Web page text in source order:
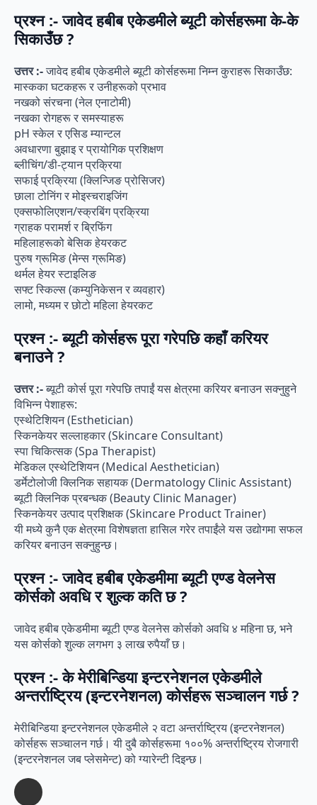
प्रश्न :- जावेद हबीब एकेडमीले ब्यूटी कोर्सहरूमा के-के
सिकाउँछ ?
उत्तर :-जावेद हबीब एकेडमीले ब्यूटी कोर्सहरूमा निम्न कुराहरू सिकाउँछ:
मास्कका घटकहरू र उनीहरूको प्रभाव
नखको संरचना (नेल एनाटोमी)
नखका रोगहरू र समस्याहरू
pH स्केल र एसिड म्यान्टल
अवधारणा बुझाइ र प्रायोगिक प्रशिक्षण
ब्लीचिंग/डी-ट्यान प्रक्रिया
सफाई प्रक्रिया (क्लिन्जिङ प्रोसिजर)
छाला टोनिंग र मोइस्चराइजिंग
एक्सफोलिएशन/स्क्रबिंग प्रक्रिया
ग्राहक परामर्श र ब्रिफिंग
महिलाहरूको बेसिक हेयरकट
पुरुष ग्रूमिङ (मेन्स ग्रूमिङ)
थर्मल हेयर स्टाइलिङ
सफ्ट स्किल्स (कम्युनिकेसन र व्यवहार)
लामो, मध्यम र छोटो महिला हेयरकट
प्रश्न :- ब्यूटी कोर्सहरू पूरा गरेपछि कहाँ करियर
बनाउने ?
उत्तर :-ब्यूटी कोर्स पूरा गरेपछि तपाईं यस क्षेत्रमा करियर बनाउन सक्नुहुने
विभिन्न पेशाहरू:
एस्थेटिशियन (Esthetician)
स्किनकेयर सल्लाहकार (Skincare Consultant)
स्पा चिकित्सक (Spa Therapist)
मेडिकल एस्थेटिशियन (Medical Aesthetician)
डर्मेटोलोजी क्लिनिक सहायक (Dermatology Clinic Assistant)
ब्यूटी क्लिनिक प्रबन्धक (Beauty Clinic Manager)
स्किनकेयर उत्पाद प्रशिक्षक (Skincare Product Trainer)
यी मध्ये कुनै एक क्षेत्रमा विशेषज्ञता हासिल गरेर तपाईंले यस उद्योगमा सफल
करियर बनाउन सक्नुहुन्छ।
प्रश्न :- जावेद हबीब एकेडमीमा ब्यूटी एण्ड वेलनेस
कोर्सको अवधि र शुल्क कति छ ?
जावेद हबीब एकेडमीमा ब्यूटी एण्ड वेलनेस कोर्सको अवधि ४ महिना छ, भने
यस कोर्सको शुल्क लगभग ३ लाख रुपैयाँ छ।
प्रश्न :- के मेरीबिन्डिया इन्टरनेशनल एकेडमीले
अन्तर्राष्ट्रिय (इन्टरनेशनल) कोर्सहरू सञ्चालन गर्छ ?
मेरीबिन्डिया इन्टरनेशनल एकेडमीले २ वटा अन्तर्राष्ट्रिय (इन्टरनेशनल)
कोर्सहरू सञ्चालन गर्छ। यी दुबै कोर्सहरूमा १००% अन्तर्राष्ट्रिय रोजगारी
(इन्टरनेशनल जब प्लेसमेन्ट) को ग्यारेन्टी दिइन्छ।